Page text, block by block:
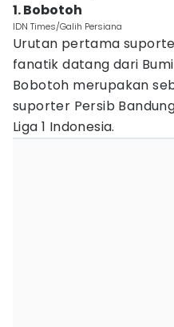
1. Bobotoh
IDN Times/Galih Persiana
Urutan pertama
fanatik datang dari
Bobotoh merupakan
suporter Persib
Liga 1 Indonesia.